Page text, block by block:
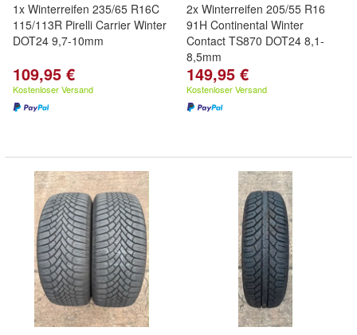
1x Winterreifen 235/65 R16C
115/113R Pirelli Carrier Winter
DOT24 9,7-10mm
109,95 €
Kostenloser Versand
2x Winterreifen 205/55 R16
91H Continental Winter
Contact TS870 DOT24 8,1-
8,5mm
149,95 €
Kostenloser Versand